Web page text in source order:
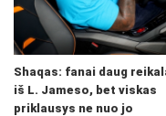
Shaqas: fanai daug
iš L. Jameso, bet viskas
priklausys ne nuo jo